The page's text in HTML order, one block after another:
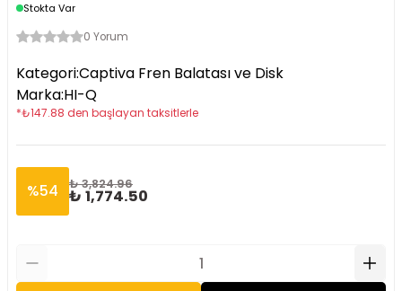
Stokta Var
0 Yorum
Kategori:Captiva Fren Balatası ve Disk
Marka:HI-Q
*₺147.88 den başlayan taksitlerle
%54 ₺ 3,824.96
₺ 1,774.50